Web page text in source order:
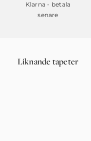
Klarna - betala
senare
Liknande tapeter